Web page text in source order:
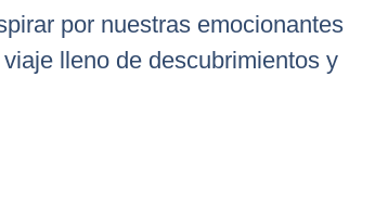
por nuestras emocionantes
lleno de descubrimientos y